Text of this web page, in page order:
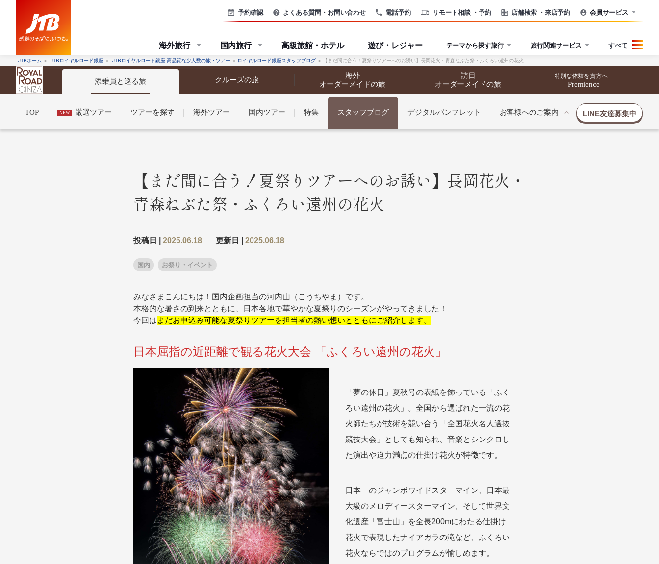
電話予約 リモート相談 ・予約 店舗検索 ・来店予約
予約確認 よくある質問・お問い合わせ 会員サービス
海外旅行 国内旅行 高級旅館・ホテル 遊び・レジャー テーマから探す旅行 旅行関連サービス すべて
JTBホーム JTBロイヤルロード銀座 JTBロイヤルロード銀座 高品質な少人数の旅・ツアー ロイヤルロード銀座スタッフブログ 【まだ間に合う！夏祭りツアーへのお誘い】長岡花火・青森ねぶた祭・ふくろい遠州の花火
添乗員と巡る旅 クルーズの旅
海外
オーダーメイドの旅
訪日
オーダーメイドの旅
特別な体験を貴方へ
Premience
TOP NEW 厳選ツアー ツアーを探す 海外ツアー 国内ツアー 特集 スタッフブログ デジタルパンフレット お客様へのご案内
コンシェルジュ紹介お申し込みの流れ法人企業・自治体のみなさまへ
LINE友達募集中
条件から探す
条件から探す
出発地とエリア
1月
2月 3月 4月
11月
12月 ゴールデンウィーク お盆・夏休み 年末年始
ブランド
“知究”紀行
GRAND'EX 夢の休日 | 海外旅行
目的・テーマから探す
美術鑑賞
ヨーロッパの田舎（村・町）
特別企画
グルメ リゾート 一都市滞在 お祭り・イベント
日系航空会社で行く
世界遺産を訪れる
野生動物に出合う
オーロラ クルーズ
お花・紅葉
鉄道の旅
ハイキング・トレッキング
専任ガイド・講師同行の旅
1名様からの旅
ラ・プルミエール（エールフランス航空）
条件から探す
条件から探す
出発地とエリア
冬の国内旅行
1月 8月
年末年始
ブランド
夢の休日 煌
夢の休日 国内旅行 四季彩紀行
目的・テーマから探す
紅葉
花火 祭り 季節の風景
ガンツウ
ななつ星in九州
TWILIGHT EXPRESS 瑞風
美食・旬の味覚を味わう
アドベンチャーツーリズム・ウォーキング
島旅
芸術鑑賞（美術、音楽）・講師同行の旅
【まだ間に合う！夏祭りツアーへのお誘い】長岡花火・
青森ねぶた祭・ふくろい遠州の花火
投稿日 | 2025.06.18 更新日 | 2025.06.18
国内 お祭り・イベント
みなさまこんにちは！国内企画担当の河内山（こうちやま）です。
本格的な暑さの到来とともに、日本各地で華やかな夏祭りのシーズンがやってきました！
今回は まだお申込み可能な夏祭りツアーを担当者の熱い想いとともにご紹介します。
日本屈指の近距離で観る花火大会 「ふくろい遠州の花火」
「夢の休日」夏秋号の表紙を飾っている「ふく
ろい遠州の花火」。全国から選ばれた一流の花
火師たちが技術を競い合う「全国花火名人選抜
競技大会」としても知られ、音楽とシンクロし
た演出や迫力満点の仕掛け花火が特徴です。
日本一のジャンボワイドスターマイン、日本最
大級のメロディースターマイン、そして世界文
化遺産「富士山」を全長200mにわたる仕掛け
花火で表現したナイアガラの滝など、ふくろい
花火ならではのプログラムが愉しめます。